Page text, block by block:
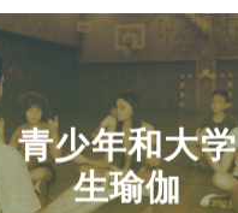
青少年和大学
生瑜伽